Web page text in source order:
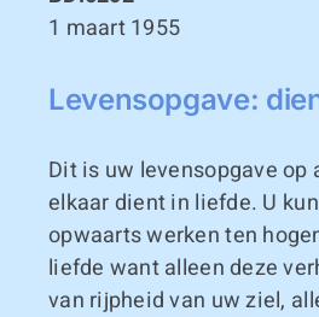
1 maart 1955
Levensopgave:
Dit is uw levensopgave op
elkaar dient in liefde. U
opwaarts werken ten
liefde want alleen deze
van rijpheid van uw ziel,